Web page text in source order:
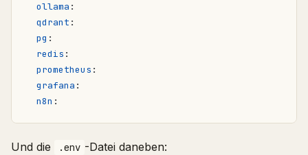
ollama :
qdrant :
pg :
redis :
prometheus :
grafana :
n8n :
Und die .env -Datei daneben: